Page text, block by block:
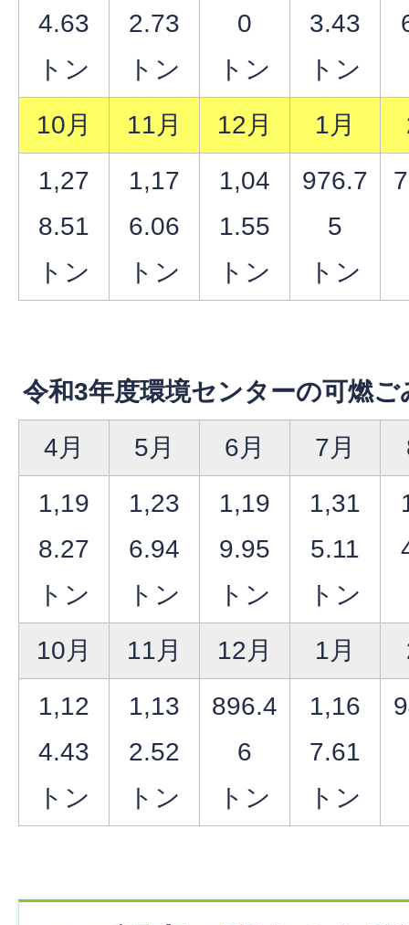
4.63
トン
2.73
トン
0
トン
3.43
トン
10月
11月 12月 1月
1,27
8.51
トン
1,17
6.06
トン
1,04
1.55
トン
976.7
5
トン
令和3年度環境センターの可燃ご
4月
5月 6月 7月
1,19
8.27
トン
1,23
6.94
トン
1,19
9.95
トン
1,31
5.11
トン
10月
11月 12月 1月
1,12
4.43
トン
1,13
2.52
トン
896.4
6
トン
1,16
7.61
トン